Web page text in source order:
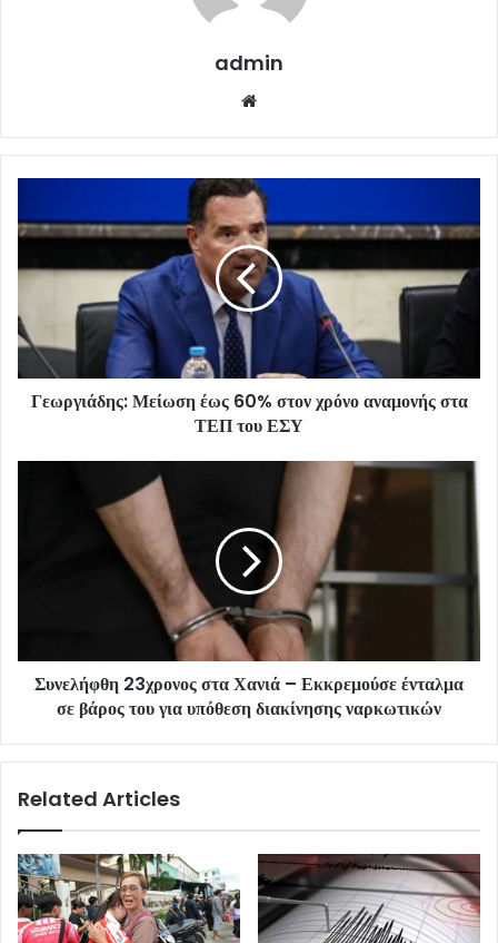
admin
Γεωργιάδης: Μείωση έως 60% στον χρόνο αναμονής στα
ΤΕΠ του ΕΣΥ
Συνελήφθη 23χρονος στα Χανιά – Εκκρεμούσε ένταλμα
σε βάρος του για υπόθεση διακίνησης ναρκωτικών
Related Articles